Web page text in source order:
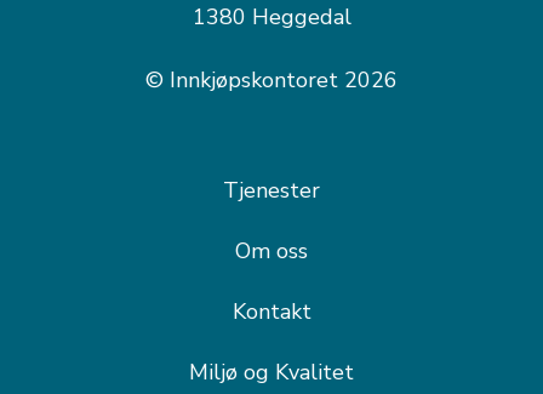
1380 Heggedal
© Innkjøpskontoret 2026
Tjenester
Om oss
Kontakt
Miljø og Kvalitet